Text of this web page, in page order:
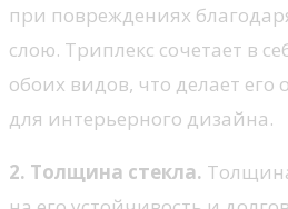
при повреждениях
слою. Триплекс сочетает в
обоих видов, что делает
для интерьерного дизайна.
2. Толщина стекла.